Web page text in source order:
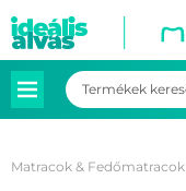
Products
search
Matracok & Fedőmatracok